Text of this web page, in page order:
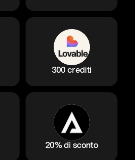
300 crediti
20% di sconto